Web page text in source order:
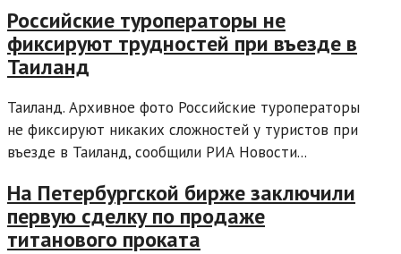
Российские туроператоры не
фиксируют трудностей при въезде в
Таиланд
Таиланд. Архивное фото Российские туроператоры
не фиксируют никаких сложностей у туристов при
въезде в Таиланд, сообщили РИА Новости...
На Петербургской бирже заключили
первую сделку по продаже
титанового проката